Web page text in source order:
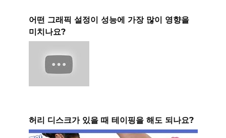
어떤 그래픽 설정이 성능에 가장 많이 영향을
미치나요?
허리 디스크가 있을 때 테이핑을 해도 되나요?